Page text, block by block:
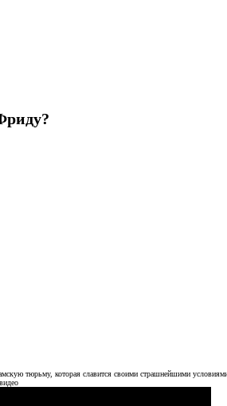
тюрьму, которая славится своими страшнейшими